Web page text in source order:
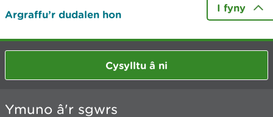
Argraffu’r dudalen hon
I fyny
Cysylltu â ni
Ymuno â'r sgwrs